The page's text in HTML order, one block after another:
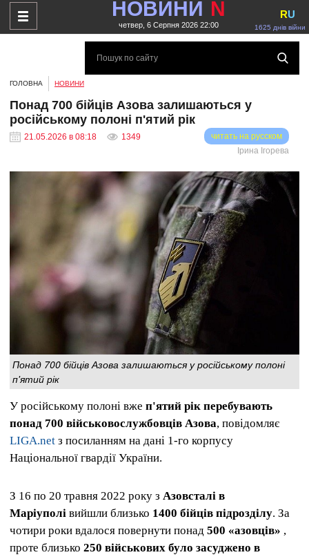
НОВИНИ N
четвер, 6 Серпня 2026 22:00 1625 днів війни
RU
ГОЛОВНА НОВИНИ
Понад 700 бійців Азова залишаються у
російському полоні п'ятий рік
21.05.2026 в 08:18 1349
читать на русском
Ірина Ігорева
Понад 700 бійців Азова залишаються у російському полоні
п'ятий рік
У російському полоні вже п'ятий рік перебувають
понад 700 військовослужбовців Азова, повідомляє
LIGA.net з посиланням на дані 1-го корпусу
Національної гвардії України.
З 16 по 20 травня 2022 року з Азовсталі в
Маріуполі вийшли близько 1400 бійців підрозділу. За
чотири роки вдалося повернути понад 500 «азовців» ,
проте близько 250 військових було засуджено в